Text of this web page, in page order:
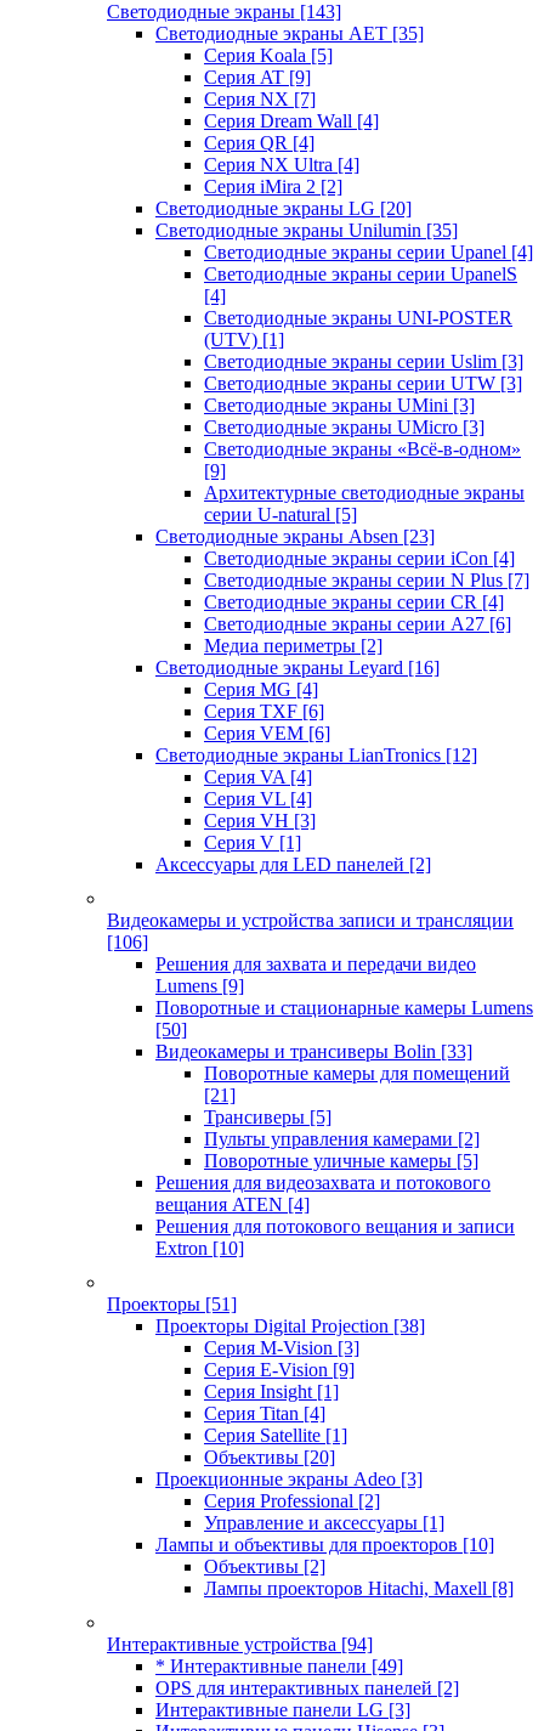
Светодиодные экраны [143]
Светодиодные экраны AET [35]
Cерия Koala [5]
Серия AT [9]
Серия NX [7]
Серия Dream Wall [4]
Серия QR [4]
Серия NX Ultra [4]
Серия iMira 2 [2]
Светодиодные экраны LG [20]
Светодиодные экраны Unilumin [35]
Светодиодные экраны серии Upanel [4]
Светодиодные экраны серии UpanelS
[4]
Светодиодные экраны UNI-POSTER
(UTV) [1]
Светодиодные экраны серии Uslim [3]
Светодиодные экраны серии UTW [3]
Светодиодные экраны UMini [3]
Светодиодные экраны UMicro [3]
Светодиодные экраны «Всё-в-одном»
[9]
Архитектурные светодиодные экраны
серии U-natural [5]
Светодиодные экраны Absen [23]
Светодиодные экраны серии iCon [4]
Светодиодные экраны серии N Plus [7]
Светодиодные экраны серии CR [4]
Светодиодные экраны серии А27 [6]
Медиа периметры [2]
Светодиодные экраны Leyard [16]
Серия MG [4]
Серия TXF [6]
Серия VEM [6]
Светодиодные экраны LianTronics [12]
Серия VA [4]
Серия VL [4]
Серия VH [3]
Серия V [1]
Аксессуары для LED панелей [2]
Видеокамеры и устройства записи и трансляции
[106]
Решения для захвата и передачи видео
Lumens [9]
Поворотные и стационарные камеры Lumens
[50]
Видеокамеры и трансиверы Bolin [33]
Поворотные камеры для помещений
[21]
Трансиверы [5]
Пульты управления камерами [2]
Поворотные уличные камеры [5]
Решения для видеозахвата и потокового
вещания ATEN [4]
Решения для потокового вещания и записи
Extron [10]
Проекторы [51]
Проекторы Digital Projection [38]
Серия M-Vision [3]
Серия E-Vision [9]
Серия Insight [1]
Серия Titan [4]
Серия Satellite [1]
Объективы [20]
Проекционные экраны Adeo [3]
Серия Professional [2]
Управление и аксессуары [1]
Лампы и объективы для проекторов [10]
Объективы [2]
Лампы проекторов Hitachi, Maxell [8]
Интерактивные устройства [94]
* Интерактивные панели [49]
OPS для интерактивных панелей [2]
Интерактивные панели LG [3]